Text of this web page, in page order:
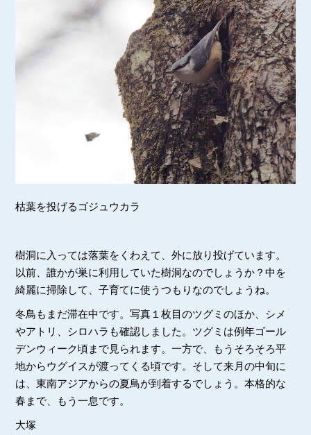
枯葉を投げるゴジュウカラ
樹洞に入っては落葉をくわえて、外に放り投げています。
以前、誰かが巣に利用していた樹洞なのでしょうか？中を
綺麗に掃除して、子育てに使うつもりなのでしょうね。
冬鳥もまだ滞在中です。写真１枚目のツグミのほか、シメ
やアトリ、シロハラも確認しました。ツグミは例年ゴール
デンウィーク頃まで見られます。一方で、もうそろそろ平
地からウグイスが渡ってくる頃です。そして来月の中旬に
は、東南アジアからの夏鳥が到着するでしょう。本格的な
春まで、もう一息です。
大塚